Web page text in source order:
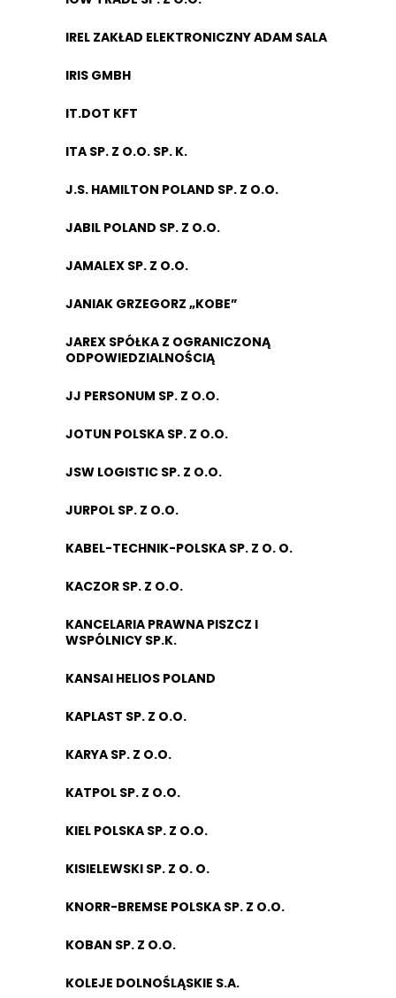
IREL ZAKŁAD ELEKTRONICZNY ADAM SALA
IRIS GMBH
IT.DOT KFT
ITA SP. Z O.O. SP. K.
J.S. HAMILTON POLAND SP. Z O.O.
JABIL POLAND SP. Z O.O.
JAMALEX SP. Z O.O.
JANIAK GRZEGORZ „KOBE”
JAREX SPÓŁKA Z OGRANICZONĄ
ODPOWIEDZIALNOŚCIĄ
JJ PERSONUM SP. Z O.O.
JOTUN POLSKA SP. Z O.O.
JSW LOGISTIC SP. Z O.O.
JURPOL SP. Z O.O.
KABEL-TECHNIK-POLSKA SP. Z O. O.
KACZOR SP. Z O.O.
KANCELARIA PRAWNA PISZCZ I
WSPÓLNICY SP.K.
KANSAI HELIOS POLAND
KAPLAST SP. Z O.O.
KARYA SP. Z O.O.
KATPOL SP. Z O.O.
KIEL POLSKA SP. Z O.O.
KISIELEWSKI SP. Z O. O.
KNORR-BREMSE POLSKA SP. Z O.O.
KOBAN SP. Z O.O.
KOLEJE DOLNOŚLĄSKIE S.A.